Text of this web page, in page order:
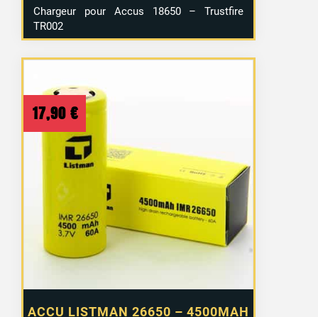
Chargeur pour Accus 18650 – Trustfire
TR002
ACCU LISTMAN 26650 – 4500MAH
17,90 €